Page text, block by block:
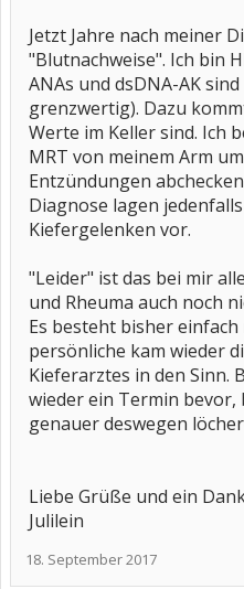
Jetzt Jahre nach meiner
"Blutnachweise". Ich bin
ANAs und dsDNA-AK
grenzwertig). Dazu
Werte im Keller sind. Ich
MRT von meinem Arm
Entzündungen
Diagnose lagen
Kiefergelenken vor.
"Leider" ist das bei mir
und Rheuma auch noch
Es besteht bisher
persönliche kam wieder
Kieferarztes in den Sinn.
wieder ein Termin bevor,
genauer deswegen
Liebe Grüße und ein
Julilein
18. September 2017